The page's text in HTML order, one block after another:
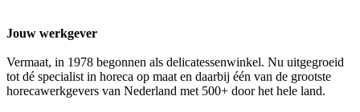
Jouw werkgever
Vermaat, in 1978 begonnen als delicatessenwinkel. Nu uitgegroeid
tot dé specialist in horeca op maat en daarbij één van de grootste
horecawerkgevers van Nederland met 500+ door het hele land.